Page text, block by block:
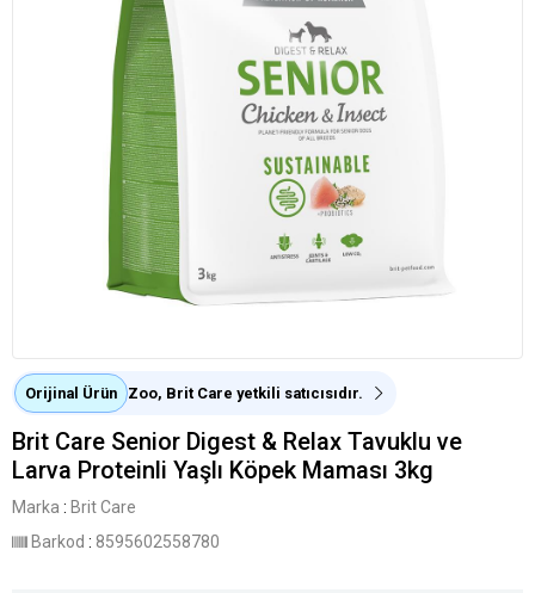
Orijinal Ürün Zoo, Brit Care yetkili satıcısıdır.
Brit Care Senior Digest & Relax Tavuklu ve
Larva Proteinli Yaşlı Köpek Maması 3kg
Marka : Brit Care
Barkod : 8595602558780